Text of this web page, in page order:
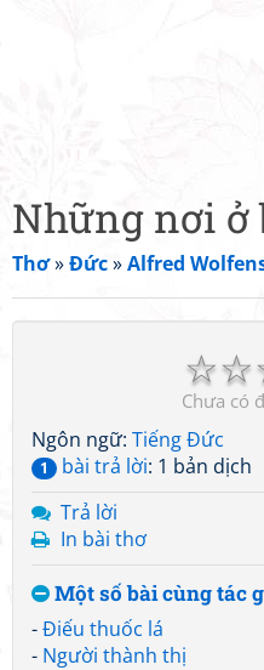
Những nơi ở
Thơ»Đức»Alfred
☆
☆
Chưa có
Ngôn ngữ: Tiếng Đức
1 bài trả lời: 1 bản dịch
Trả lời
In bài thơ
Một số bài cùng tác
-Điếu thuốc lá
- Người thành thị